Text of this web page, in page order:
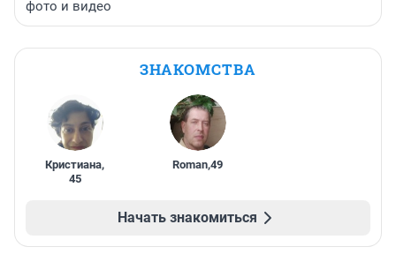
фото и видео
ЗНАКОМСТВА
Кристиана,
45
Roman,49
Начать знакомиться